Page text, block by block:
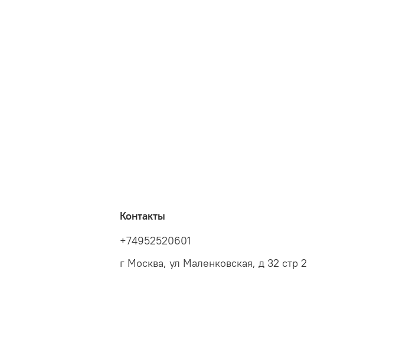
Контакты
+74952520601
г Москва, ул Маленковская, д 32 стр 2